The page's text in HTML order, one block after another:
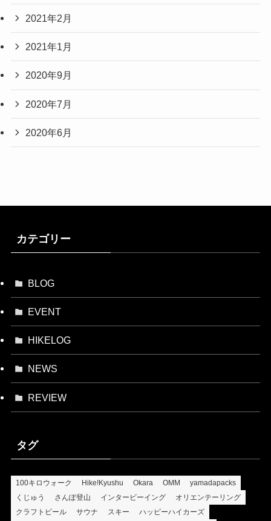
2021年2月
2021年1月
2020年9月
2020年7月
2020年6月
カテゴリー
BLOG
EVENT
HIKELOG
NEWS
REVIEW
タグ
100キロウォーク Hike!Kyushu Okara OMM
yamadapacks
くじゅう
さんぽ登山 インタービーイング
オリエンテーリング
クラフトビール
サウナ スキー
ハッピーハイカーズ